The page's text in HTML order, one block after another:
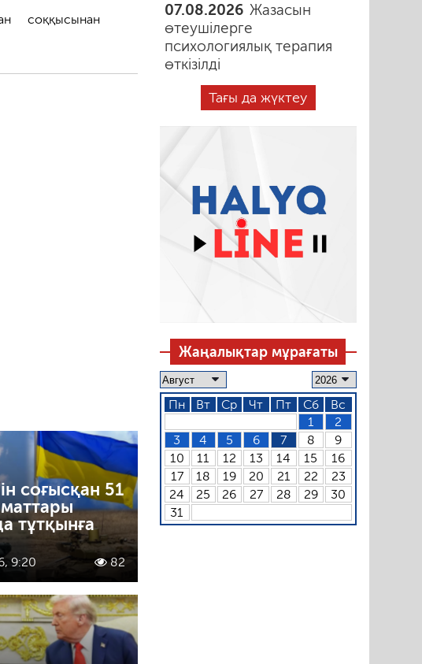
соққысынан
соғысқан 51
тұтқынға
9:20 82
07.08.2026 Жазасын
өтеушілерге
психологиялық терапия
өткізілді
Тағы да жүктеу
Жаңалықтар мұрағаты
Пн Вт Ср Чт Пт Сб
Вс
1
2
3
4 5 6 7 8
9
10
11 12 13 14 15
16
17
18 19 20 21 22
23
24
25 26 27 28 29
30
31